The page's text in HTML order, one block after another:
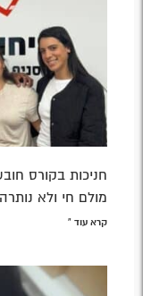
חניכות בקורס
מולם חי ולא
קרא עוד »